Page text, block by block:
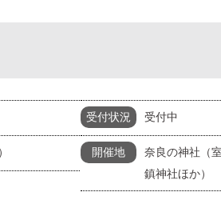
受付状況 受付中
開催地
奈良の神社（
鎮神社ほか）